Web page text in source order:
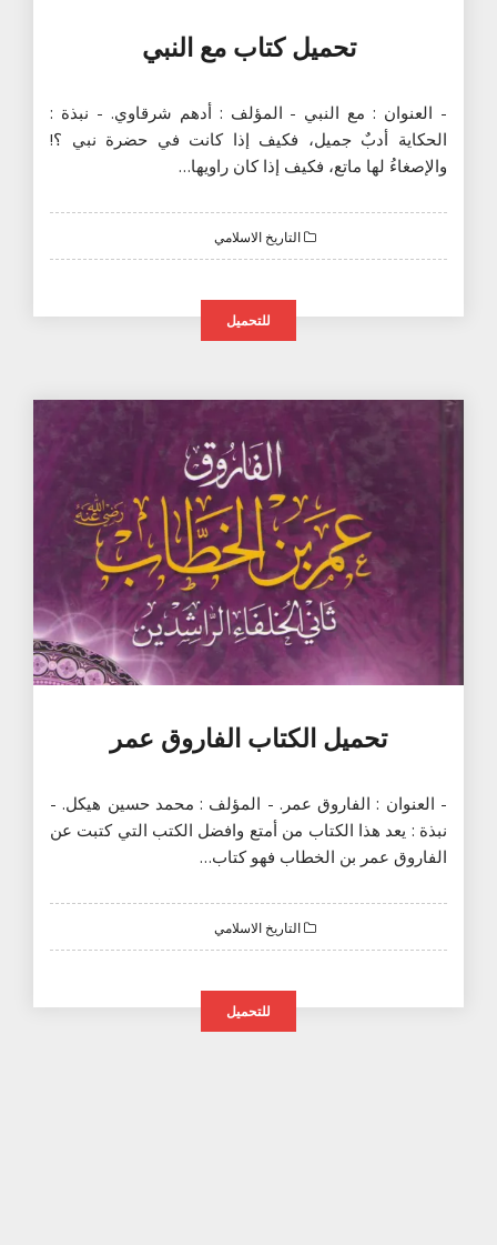
تحميل كتاب مع النبي
- العنوان : مع النبي - المؤلف : أدهم شرقاوي. - نبذة :
الحكاية أدبٌ جميل، فكيف إذا كانت في حضرة نبي ؟!
والإصغاءُ لها ماتع، فكيف إذا كان راويها…
التاريخ الاسلامي
للتحميل
تحميل الكتاب الفاروق عمر
- العنوان : الفاروق عمر. - المؤلف : محمد حسين هيكل. -
نبذة : يعد هذا الكتاب من أمتع وافضل الكتب التي كتبت عن
الفاروق عمر بن الخطاب فهو كتاب…
التاريخ الاسلامي
للتحميل